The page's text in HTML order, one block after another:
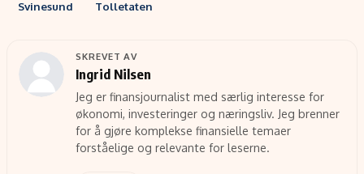
Svinesund
Tolletaten
SKREVET AV
Ingrid Nilsen
Jeg er finansjournalist med særlig interesse for
økonomi, investeringer og næringsliv. Jeg brenner
for å gjøre komplekse finansielle temaer
forståelige og relevante for leserne.